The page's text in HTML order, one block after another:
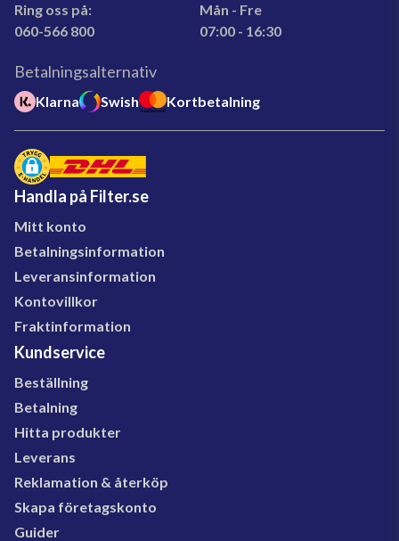
Ring oss på:
060-566 800
Mån - Fre
07:00 - 16:30
Betalningsalternativ
Klarna Swish Kortbetalning
Handla på Filter.se
Mitt konto
Betalningsinformation
Leveransinformation
Kontovillkor
Fraktinformation
Kundservice
Beställning
Betalning
Hitta produkter
Leverans
Reklamation & återköp
Skapa företagskonto
Guider